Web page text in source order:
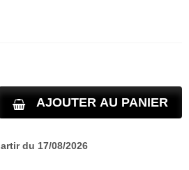
AJOUTER AU PANIER
du 17/08/2026